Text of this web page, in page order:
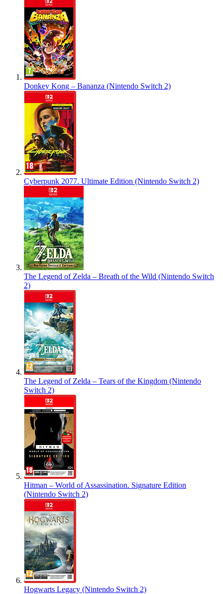
Donkey Kong – Bananza (Nintendo Switch 2)
Cyberpunk 2077. Ultimate Edition (Nintendo Switch 2)
The Legend of Zelda – Breath of the Wild (Nintendo Switch
2)
The Legend of Zelda – Tears of the Kingdom (Nintendo
Switch 2)
Hitman – World of Assassination. Signature Edition
(Nintendo Switch 2)
Hogwarts Legacy (Nintendo Switch 2)